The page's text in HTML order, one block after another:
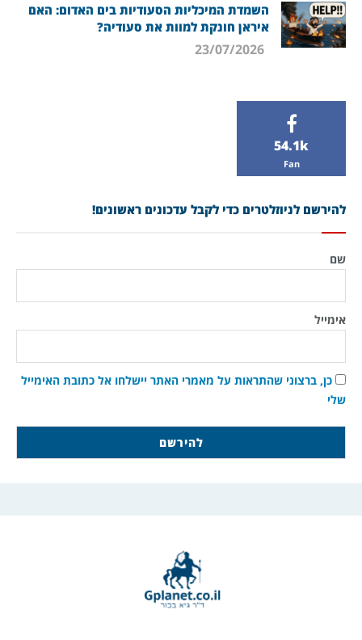
השמדת המיכליות הסעודיות בים האדום: האם
איראן חונקת למוות את סעודיה?
54.1k
Fan
להירשם לניוזלטרים כדי לקבל עדכונים ראשונים!
שם
אימייל
כן, ברצוני שהתראות על מאמרי האתר יישלחו אל כתובת האימייל
שלי